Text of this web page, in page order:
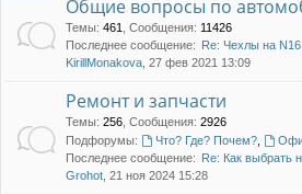
Общие вопросы по
Темы: 461 Сообщения: 11426
Последнее сообщение: Re: Чехлы на N16
KirillMonakova , 27 фев 2021 13:09
Ремонт и запчасти
Темы: 256 Сообщения: 2926
Подфорумы:
Что? Где? Почем?,
Последнее сообщение: Re: Как выбрать
Grohot , 21 ноя 2024 15:28